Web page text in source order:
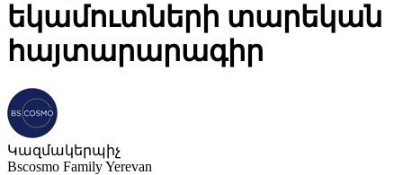
եկամուտների տարեկան
հայտարարագիր
Կազմակերպիչ
Bscosmo Family Yerevan